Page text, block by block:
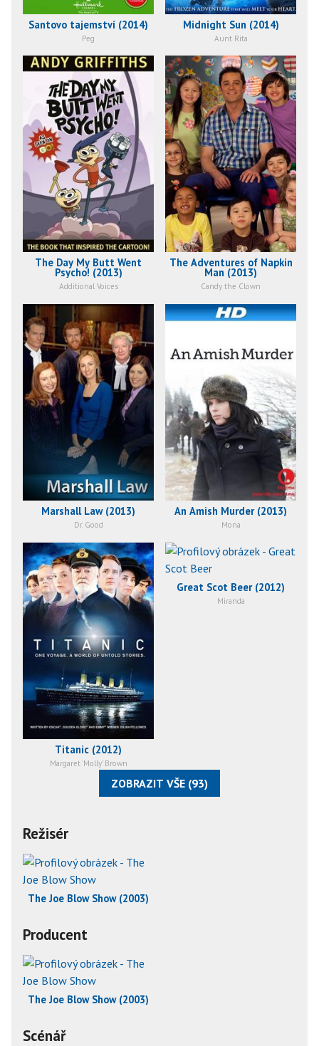
Santovo tajemství (2014)
Peg
Midnight Sun (2014)
Aunt Rita
The Day My Butt Went
Psycho! (2013)
Additional Voices
The Adventures of Napkin
Man (2013)
Candy the Clown
Marshall Law (2013)
Dr. Good
An Amish Murder (2013)
Mona
Titanic (2012)
Margaret 'Molly' Brown
Great Scot Beer (2012)
Miranda
ZOBRAZIT VŠE (93)
Režisér
The Joe Blow Show (2003)
Producent
The Joe Blow Show (2003)
Scénář